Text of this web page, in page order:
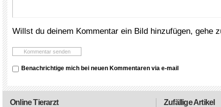
Willst du deinem Kommentar ein Bild hinzufügen, gehe
Benachrichtige mich bei neuen Kommentaren via e-mail
Zufällige Artikel
Online Tierarzt